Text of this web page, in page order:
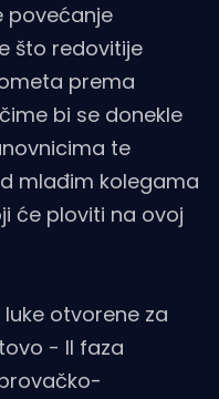
povećanje
što redovitije
prema
bi se donekle
te
mlađim kolegama
će ploviti na ovoj
otvorene za
- II faza